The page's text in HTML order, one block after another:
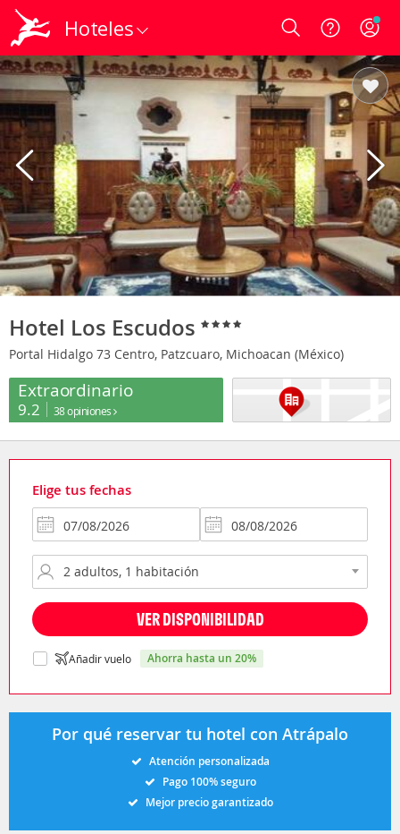
Hoteles Login
Hotel Los Escudos
Portal Hidalgo 73 Centro, Patzcuaro, Michoacan (México)
Extraordinario
9.2 38 opiniones
Elige tus fechas
VER DISPONIBILIDAD
Añadir vuelo ahorra hasta un 20%
Por qué reservar tu hotel con Atrápalo
Atención personalizada
Pago 100% seguro
Mejor precio garantizado